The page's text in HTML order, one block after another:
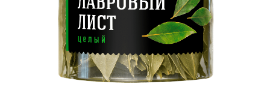
ОСТАЛИСЬ